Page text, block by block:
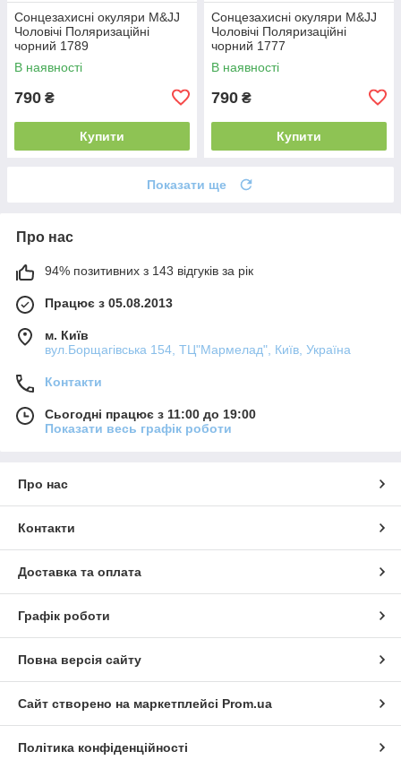
Сонцезахисні окуляри M&JJ
Чоловічі Поляризаційні
чорний 1789
В наявності
790 ₴
Купити
Сонцезахисні окуляри M&JJ
Чоловічі Поляризаційні
чорний 1777
В наявності
790 ₴
Купити
Показати ще
Про нас
94% позитивних з 143 відгуків за рік
Працює з 05.08.2013
м. Київ
вул.Борщагівська 154, ТЦ"Мармелад", Київ, Україна
Контакти
Сьогодні працює з 11:00 до 19:00
Показати весь графік роботи
Про нас
Контакти
Доставка та оплата
Графік роботи
Повна версія сайту
Сайт створено на маркетплейсі Prom.ua
Політика конфіденційності